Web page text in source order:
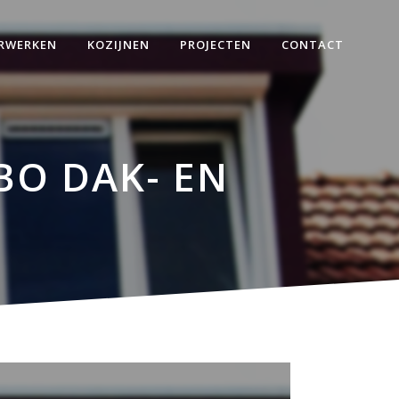
KOZIJNEN PROJECTEN CONTACT
DAK- EN